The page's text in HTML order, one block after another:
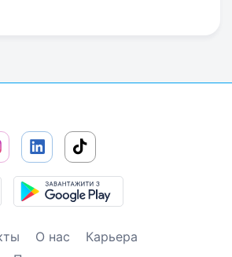
link
share link
О нас
Карьера